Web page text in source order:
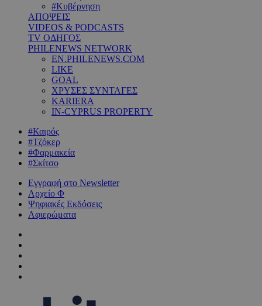
#Κυβέρνηση
ΑΠΟΨΕΙΣ
VIDEOS & PODCASTS
TV ΟΔΗΓΟΣ
PHILENEWS NETWORK
EN.PHILENEWS.COM
LIKE
GOAL
ΧΡΥΣΕΣ ΣΥΝΤΑΓΕΣ
KARIERA
IN-CYPRUS PROPERTY
#Καιρός
#Τζόκερ
#Φαρμακεία
#Σκίτσο
Εγγραφή στο Newsletter
Αρχείο Φ
Ψηφιακές Εκδόσεις
Αφιερώματα